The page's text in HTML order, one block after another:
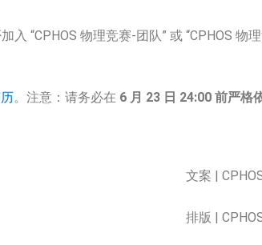
“CPHOS 物理竞赛-团队” 或 “CPHOS 物
。注意：请务必在 6 月 23 日 24:00 前严格
文案 |
排版 |